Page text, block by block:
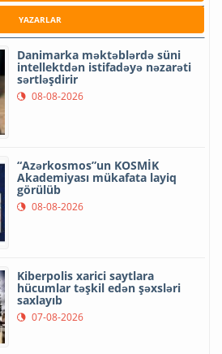
YAZARLAR
Danimarka məktəblərdə süni
intellektdən istifadəyə nəzarəti
sərtləşdirir
08-08-2026
“Azərkosmos”un KOSMİK
Akademiyası mükafata layiq
görülüb
08-08-2026
Kiberpolis xarici saytlara
hücumlar təşkil edən şəxsləri
saxlayıb
07-08-2026